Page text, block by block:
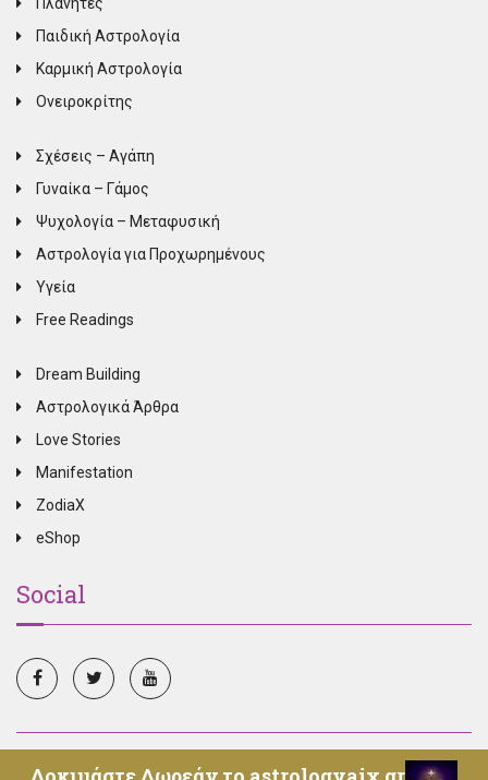
Πλανήτες
Παιδική Αστρολογία
Καρμική Αστρολογία
Ονειροκρίτης
Σχέσεις – Αγάπη
Γυναίκα – Γάμος
Ψυχολογία – Μεταφυσική
Αστρολογία για Προχωρημένους
Υγεία
Free Readings
Dream Building
Αστρολογικά Άρθρα
Love Stories
Manifestation
ZodiaX
eShop
Social
© Copyright 2025, All Rights Reserved, Oroskopos.tv -